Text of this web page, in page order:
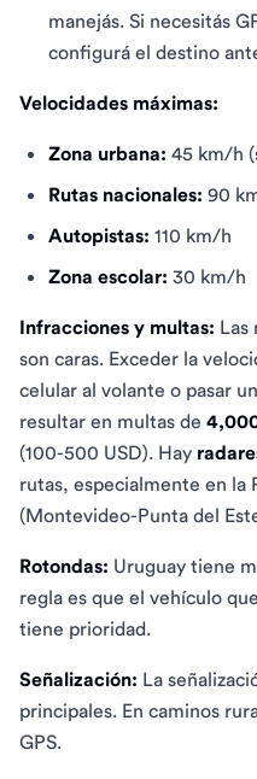
manejás. Si necesitás
configurá el destino
Velocidades máximas:
Zona urbana: 45 km/h
Rutas nacionales: 90
Autopistas: 110 km/h
Zona escolar: 30 km/h
Infracciones y multas: Las
son caras. Exceder la
celular al volante o pasar
resultar en multas de
(100-500 USD). Hay
rutas, especialmente en la
(Montevideo-Punta del
Rotondas: Uruguay tiene
regla es que el vehículo
tiene prioridad.
Señalización: La
principales. En caminos
GPS.